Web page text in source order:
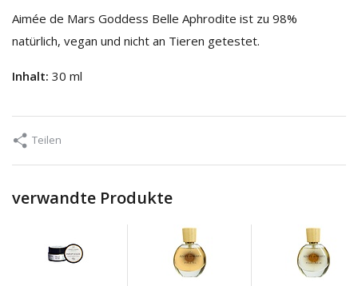
Aimée de Mars Goddess Belle Aphrodite ist zu 98%
natürlich, vegan und nicht an Tieren getestet.
Inhalt: 30 ml
Teilen
verwandte Produkte